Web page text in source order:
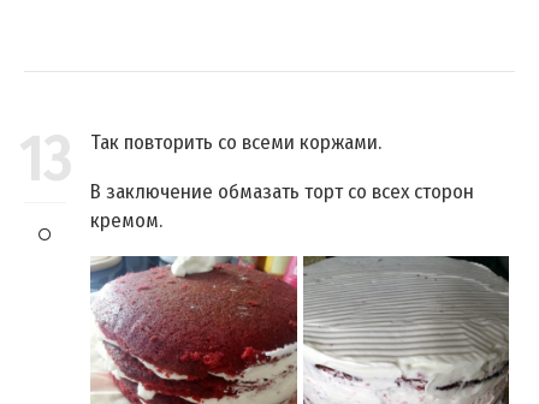
13
Так повторить со всеми коржами.
В заключение обмазать торт со всех сторон
кремом.